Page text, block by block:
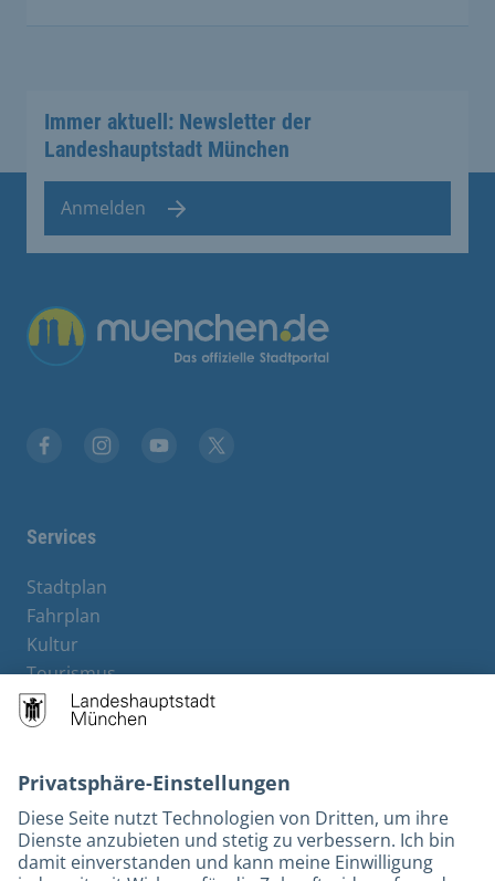
Immer aktuell: Newsletter der
Landeshauptstadt München
Anmelden
Übergreifende Links
Services
Stadtplan
Fahrplan
Kultur
Tourismus
M-Strom
Bürgerservice
Rechtliches und Kontakt